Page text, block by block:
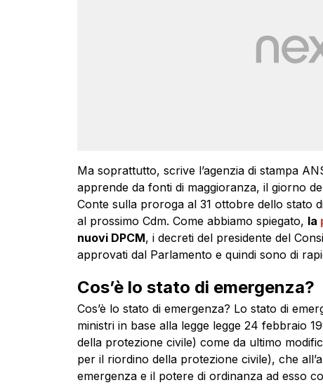
Ma soprattutto, scrive l’agenzia di stampa
apprende da fonti di maggioranza, il giorno
Conte sulla proroga al 31 ottobre dello stato
al prossimo Cdm. Come abbiamo spiegato, la
nuovi DPCM, i decreti del presidente del
approvati dal Parlamento e quindi sono di
Cos’è lo stato di emergenza?
Cos’è lo stato di emergenza? Lo stato di
ministri in base alla legge legge 24 febbraio
della protezione civile) come da ultimo
per il riordino della protezione civile), che
emergenza e il potere di ordinanza ad esso